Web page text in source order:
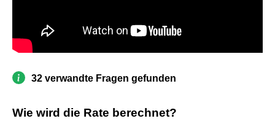
32 verwandte Fragen gefunden
Wie wird die Rate berechnet?